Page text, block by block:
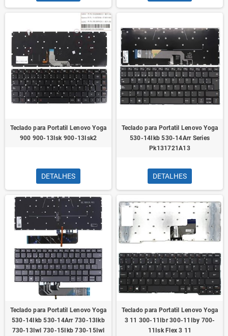
Teclado para Portatil Lenovo Yoga
900 900-13Isk 900-13Isk2
DETALHES
Teclado para Portatil Lenovo Yoga
530-14Ikb 530-14Arr Series
Pk131721A13
DETALHES
Teclado para Portatil Lenovo Yoga
530-14Ikb 530-14Arr 730-13Ikb
730-13Iwl 730-15Ikb 730-15Iwl
Teclado para Portatil Lenovo Yoga
3 11 300-11Ibr 300-11Iby 700-
11Isk Flex 3 11